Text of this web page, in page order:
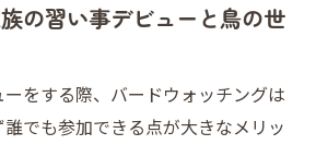
の習い事デビューと鳥の世
をする際、バードウォッチングは
でも参加できる点が大きなメリッ